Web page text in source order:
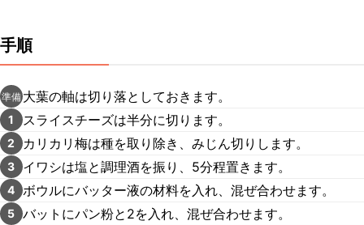
手順
準備 大葉の軸は切り落としておきます。
1 スライスチーズは半分に切ります。
2 カリカリ梅は種を取り除き、みじん切りします。
3 イワシは塩と調理酒を振り、5分程置きます。
4 ボウルにバッター液の材料を入れ、混ぜ合わせます。
5 バットにパン粉と2を入れ、混ぜ合わせます。